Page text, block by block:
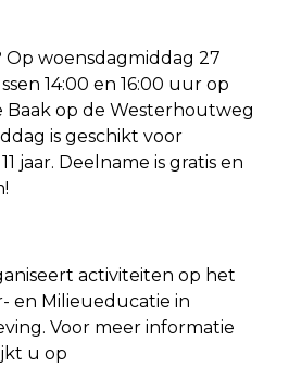
Op woensdagmiddag 27
14:00 en 16:00 uur op
Baak op de Westerhoutweg
is geschikt voor
jaar. Deelname is gratis en
activiteiten op het
en Milieueducatie in
Voor meer informatie
u op